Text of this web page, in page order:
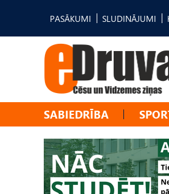
PASĀKUMI SLUDINĀJUMI
SABIEDRĪBA